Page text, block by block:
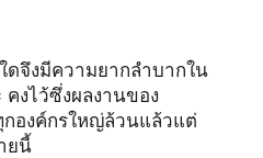
ดจึงมีความยากลำบากใน
งไว้ซึ่งผลงานของ
กองค์กรใหญ่ล้วนแล้วแต่
ยนี้